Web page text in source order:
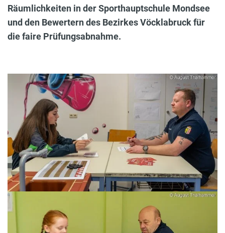
Räumlichkeiten in der Sporthauptschule Mondsee
und den Bewertern des Bezirkes Vöcklabruck für
die faire Prüfungsabnahme.